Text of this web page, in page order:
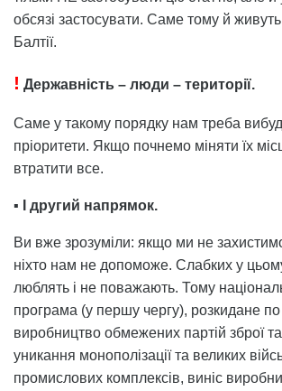
обсязі застосувати. Саме тому й живуть
Балтії.
! Державність – люди – території.
Саме у такому порядку нам треба
пріоритети. Якщо почнемо міняти їх
втратити все.
▪️ І другий напрямок.
Ви вже зрозуміли: якщо ми не
ніхто нам не допоможе. Слабких у
люблять і не поважають. Тому
програма (у першу чергу), розкидане по
виробництво обмежених партій зброї та
уникання монополізації та великих
промислових комплексів, виніс